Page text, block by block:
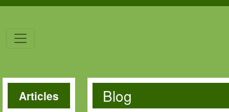
Articles Blog